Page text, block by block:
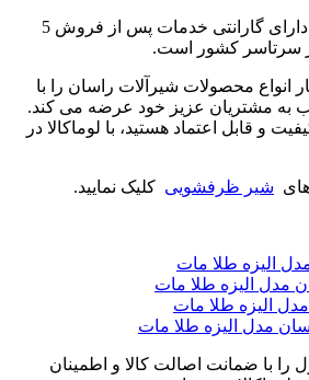
دارای
گارانتی خدمات پس از فروش 5
سرتاسر کشور است.
انواع محصولات شیرآلات راسان را با
به مشتریان عزیز خود عرضه می کند.
و قابل اعتماد هستید، با لوماکالا در
شیر ظرفشویی کلیک نمایید.
الیزه طلا مات
مدل الیزه طلا مات
الیزه طلا مات
مدل الیزه طلا مات
را با ضمانت اصالت کالا و اطمینان